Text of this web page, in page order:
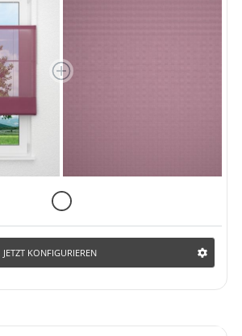
JETZT KONFIGURIEREN